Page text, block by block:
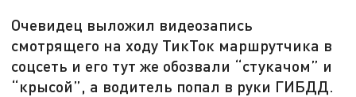
Очевидец выложил видеозапись
смотрящего на ходу ТикТок маршрутчика в
соцсеть и его тут же обозвали “стукачом” и
“крысой”, а водитель попал в руки ГИБДД.